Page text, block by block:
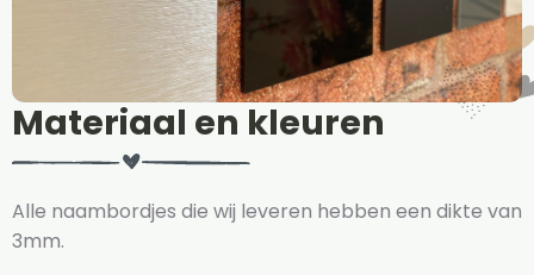
Materiaal en kleuren
Alle naambordjes die wij leveren hebben een dikte van
3mm.